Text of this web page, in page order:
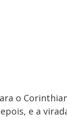
o
e a